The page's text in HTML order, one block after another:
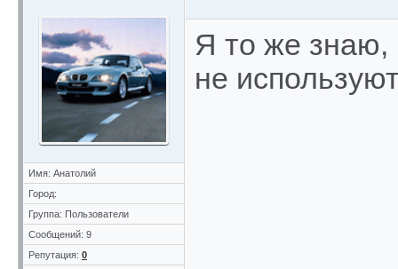
Имя: Анатолий
Город:
Группа: Пользователи
Сообщений: 9
Репутация: 0
Я то же знаю,
не